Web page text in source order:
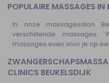
POPULAIRE MASSAGES IN
In onze massagesalon
verschillende
massages even voor je op
CLINICS BEUKELSDIJK